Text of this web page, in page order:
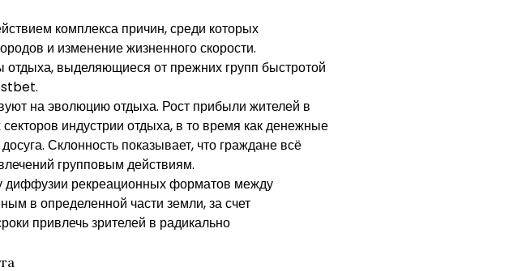
комплекса причин, среди которых
и изменение жизненного скорости.
выделяющиеся от прежних групп быстротой
.
на эволюцию отдыха. Рост прибыли жителей в
индустрии отдыха, в то время как денежные
Склонность показывает, что граждане всё
групповым действиям.
диффузии рекреационных форматов между
в определенной части земли, за счет
привлечь зрителей в радикально